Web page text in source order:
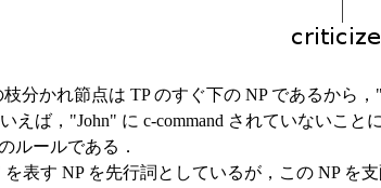
かれ節点は TP のすぐ下の NP であるから
えば，"John" に c-command されていないこ
ルールである．
表す NP を先行詞としているが，この NP を